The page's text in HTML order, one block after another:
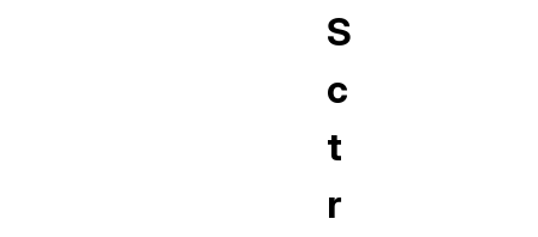
S
c
t
r